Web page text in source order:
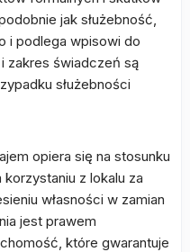
jak służebność,
i podlega wpisowi do
zakres świadczeń są
służebności
opiera się na stosunku
z lokalu za
własności w zamian
jest prawem
które gwarantuje